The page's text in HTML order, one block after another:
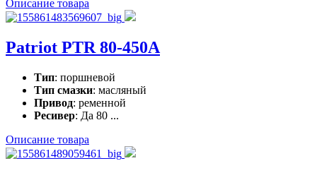
Описание товара
Patriot PTR 80-450A
Тип: поршневой
Тип смазки: масляный
Привод: ременной
Ресивер: Да 80 ...
Описание товара